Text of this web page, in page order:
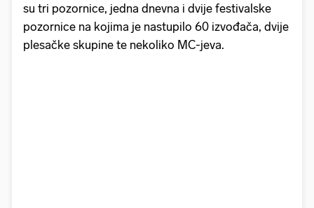
su tri pozornice, jedna dnevna i dvije festivalske
pozornice na kojima je nastupilo 60 izvođača, dvije
plesačke skupine te nekoliko MC-jeva.